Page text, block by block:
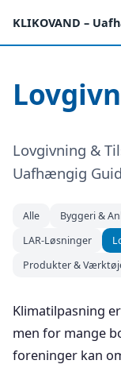
KLIKOVAND –
Lovgivning &
Uafhængig
Alle Byggeri &
LAR-Løsninger
Produkter &
Klimatilpasning
men for mange
foreninger kan